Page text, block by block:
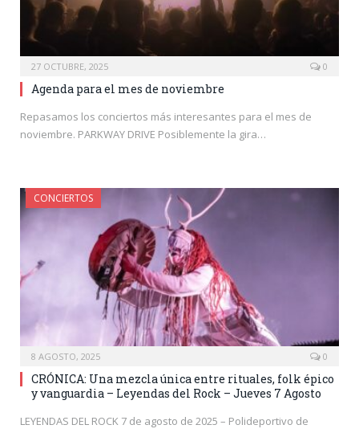
27 OCTUBRE, 2025 0
Agenda para el mes de noviembre
Repasamos los conciertos más interesantes para el mes de
noviembre. PARKWAY DRIVE Posiblemente la gira…
CONCIERTOS
8 AGOSTO, 2025 0
CRÓNICA: Una mezcla única entre rituales, folk épico
y vanguardia – Leyendas del Rock – Jueves 7 Agosto
LEYENDAS DEL ROCK 7 de agosto de 2025 – Polideportivo de